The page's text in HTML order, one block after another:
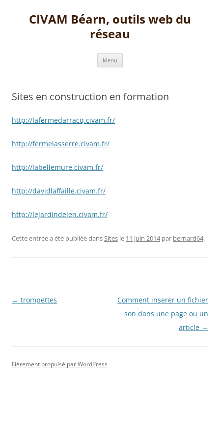
contenuCIVAM Béarn, outils web du
réseau
Menu
Sites en construction en formation
http://lafermedarracq.civam.fr/
http://fermelasserre.civam.fr/
http://labellemure.civam.fr/
http://davidlaffaille.civam.fr/
http://lejardindelen.civam.fr/
Cette entrée a été publiée dansSites le 11 juin 2014 par bernard64.
Navigation
← trompettes
Comment inserer un fichier
son dans une page ou un
article →
Fièrement propulsé par WordPress